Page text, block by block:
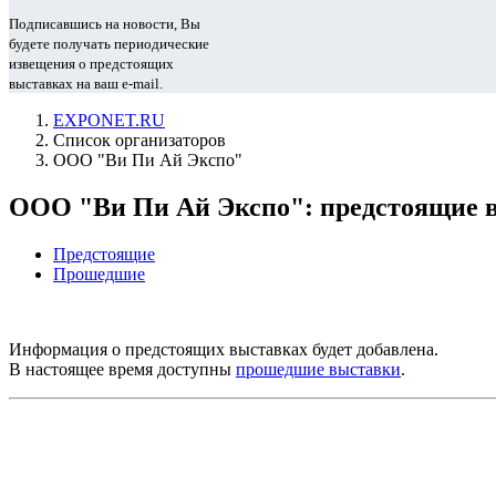
Подписавшись на новости, Вы
будете получать периодические
извещения о предстоящих
выставках на ваш e-mail.
EXPONET.RU
Список организаторов
ООО "Ви Пи Ай Экспо"
ООО "Ви Пи Ай Экспо": предстоящие
Предстоящие
Прошедшие
Информация о предстоящих выставках будет добавлена.
В настоящее время доступны прошедшие выставки.